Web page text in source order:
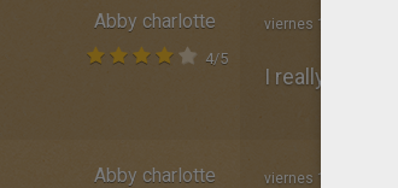
Abby charlotte
4/5
viernes 17 de
I really like
Abby charlotte viernes 17 de